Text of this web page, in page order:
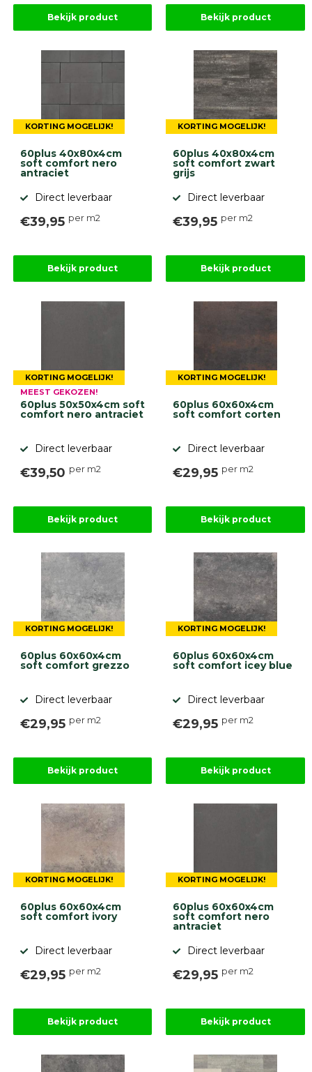
Bekijk product Bekijk product
KORTING MOGELIJK!
60plus 40x80x4cm
soft comfort nero
antraciet
Direct leverbaar
€39,95 per m2
Bekijk product
KORTING MOGELIJK!
60plus 40x80x4cm
soft comfort zwart
grijs
Direct leverbaar
€39,95 per m2
Bekijk product
KORTING MOGELIJK!
MEEST GEKOZEN!
60plus 50x50x4cm soft
comfort nero antraciet
Direct leverbaar
€39,50 per m2
Bekijk product
KORTING MOGELIJK!
60plus 60x60x4cm
soft comfort corten
Direct leverbaar
€29,95 per m2
Bekijk product
KORTING MOGELIJK!
60plus 60x60x4cm
soft comfort grezzo
Direct leverbaar
€29,95 per m2
Bekijk product
KORTING MOGELIJK!
60plus 60x60x4cm
soft comfort icey blue
Direct leverbaar
€29,95 per m2
Bekijk product
KORTING MOGELIJK!
60plus 60x60x4cm
soft comfort ivory
Direct leverbaar
€29,95 per m2
Bekijk product
KORTING MOGELIJK!
60plus 60x60x4cm
soft comfort nero
antraciet
Direct leverbaar
€29,95 per m2
Bekijk product